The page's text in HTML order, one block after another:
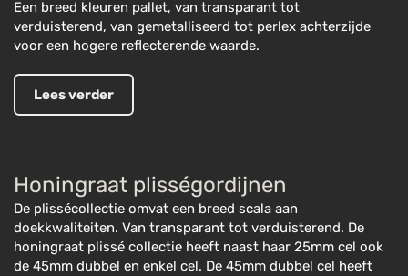
Een breed kleuren pallet, van transparant tot
verduisterend, van gemetalliseerd tot perlex achterzijde
voor een hogere reflecterende waarde.
Lees verder
Honingraat plisségordijnen
De plissécollectie omvat een breed scala aan
doekkwaliteiten. Van transparant tot verduisterend. De
honingraat plissé collectie heeft naast haar 25mm cel ook
de 45mm dubbel en enkel cel. De 45mm dubbel cel heeft